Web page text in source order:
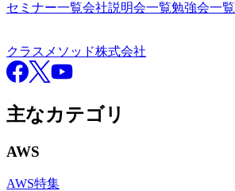
セミナー一覧会社説明会一覧勉強会一覧
クラスメソッド株式会社
Facebook
X YouTube
主なカテゴリ
AWS
AWS特集